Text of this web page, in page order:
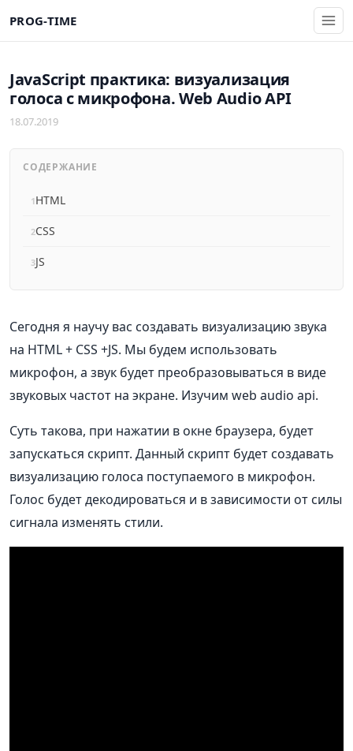
PROG-TIME
JavaScript практика: визуализация
голоса с микрофона. Web Audio API
18.07.2019
СОДЕРЖАНИЕ
HTML
CSS
JS
Сегодня я научу вас создавать визуализацию звука
на HTML + CSS +JS. Мы будем использовать
микрофон, а звук будет преобразовываться в виде
звуковых частот на экране. Изучим web audio api.
Суть такова, при нажатии в окне браузера, будет
запускаться скрипт. Данный скрипт будет создавать
визуализацию голоса поступаемого в микрофон.
Голос будет декодироваться и в зависимости от силы
сигнала изменять стили.